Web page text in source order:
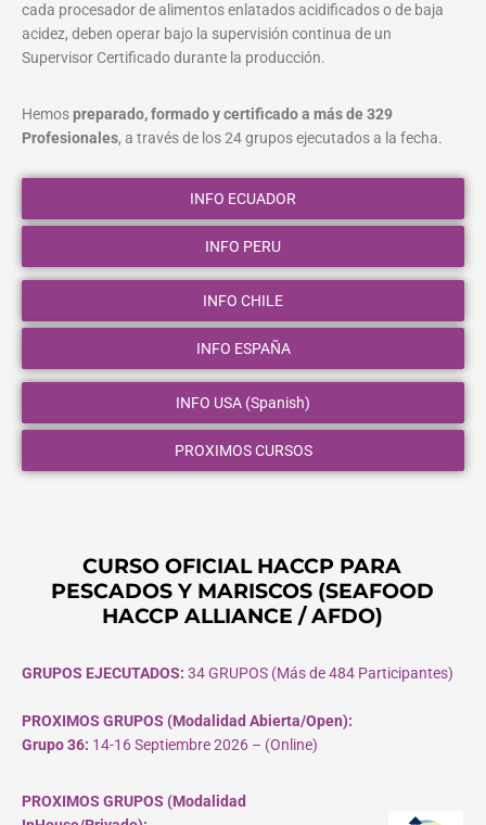
cada procesador de alimentos enlatados acidificados o de baja
acidez, deben operar bajo la supervisión continua de un
Supervisor Certificado durante la producción.
Hemospreparado, formado y certificado a más de 329
Profesionales, a través de los 24 grupos ejecutados a la fecha.
INFO ECUADOR
INFO PERU
INFO CHILE
INFO ESPAÑA
INFO USA (Spanish)
PROXIMOS CURSOS
CURSO OFICIAL HACCP PARA
PESCADOS Y MARISCOS (SEAFOOD
HACCP ALLIANCE / AFDO)
GRUPOS EJECUTADOS: 34 GRUPOS (Más de 484 Participantes)
PROXIMOS GRUPOS (Modalidad Abierta/Open):
Grupo 36: 14-16 Septiembre 2026 – (Online)
PROXIMOS GRUPOS (Modalidad